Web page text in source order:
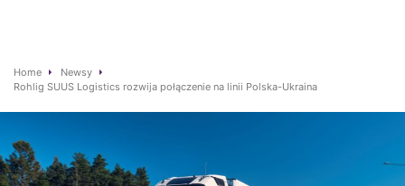
Home
Newsy
Rohlig SUUS Logistics rozwija połączenie na linii Polska-Ukraina